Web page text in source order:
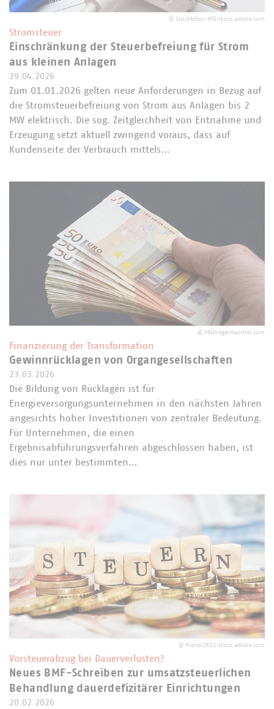
© Stockfotos-MG/stock.adobe.com
Stromsteuer
Einschränkung der Steuerbefreiung für Strom
aus kleinen Anlagen
29.04.2026
Zum 01.01.2026 gelten neue Anforderungen in Bezug auf
die Stromsteuerbefreiung von Strom aus Anlagen bis 2
MW elektrisch. Die sog. Zeitgleichheit von Entnahme und
Erzeugung setzt aktuell zwingend voraus, dass auf
Kundenseite der Verbrauch mittels…
© VKU/regentaucher.com
Finanzierung der Transformation
Gewinnrücklagen von Organgesellschaften
23.03.2026
Die Bildung von Rücklagen ist für
Energieversorgungsunternehmen in den nächsten Jahren
angesichts hoher Investitionen von zentraler Bedeutung.
Für Unternehmen, die einen
Ergebnisabführungsverfahren abgeschlossen haben, ist
dies nur unter bestimmten…
© Marco2811/stock.adobe.com
Vorsteuerabzug bei Dauerverlusten?
Neues BMF-Schreiben zur umsatzsteuerlichen
Behandlung dauerdefizitärer Einrichtungen
20.02.2026